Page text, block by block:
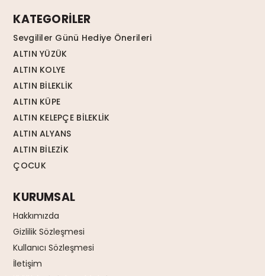
KATEGORİLER
Sevgililer Günü Hediye Önerileri
ALTIN YÜZÜK
ALTIN KOLYE
ALTIN BİLEKLİK
ALTIN KÜPE
ALTIN KELEPÇE BİLEKLİK
ALTIN ALYANS
ALTIN BİLEZİK
ÇOCUK
KURUMSAL
Hakkımızda
Gizlilik Sözleşmesi
Kullanıcı Sözleşmesi
İletişim